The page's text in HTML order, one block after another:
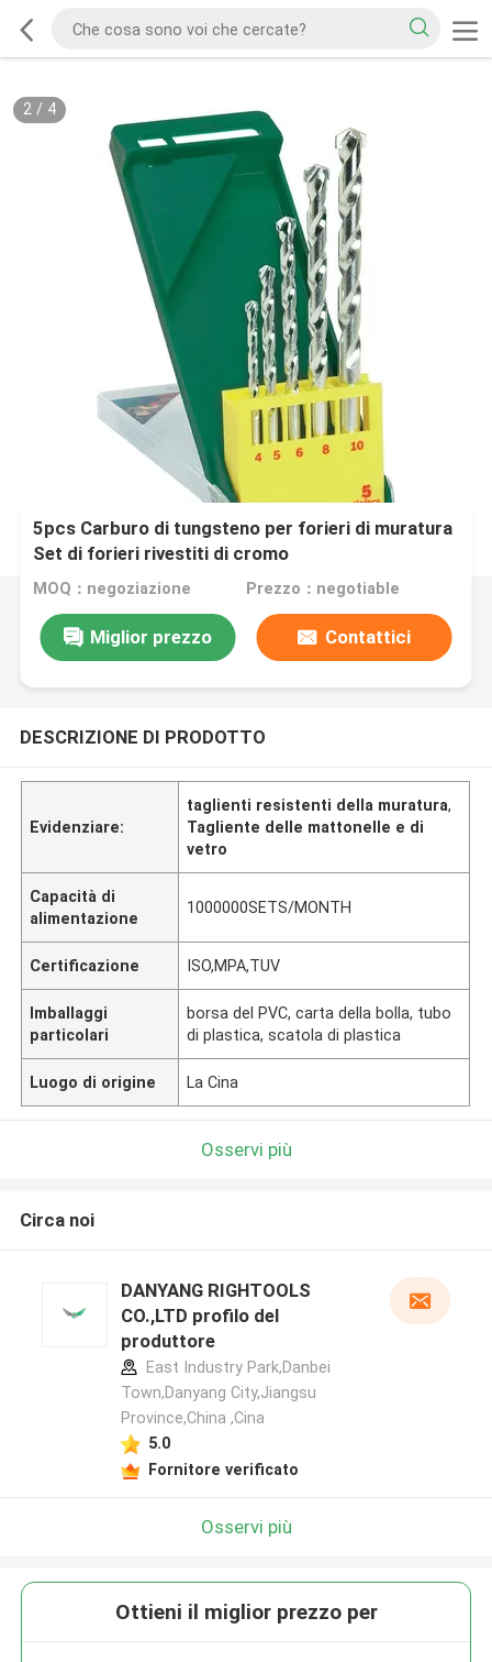
2/ 4
5pcs Carburo di tungsteno per forieri di muratura
Set di forieri rivestiti di cromo
MOQ：negoziazione Prezzo：negotiable
Miglior prezzo Contattici
DESCRIZIONE DI PRODOTTO
Evidenziare:
taglienti resistenti della muratura,
Tagliente delle mattonelle e di
vetro
Capacità di
alimentazione
1000000SETS/MONTH
Certificazione ISO,MPA,TUV
Imballaggi
particolari
borsa del PVC, carta della bolla, tubo
di plastica, scatola di plastica
Luogo di origine La Cina
Osservi più
Circa noi
DANYANG RIGHTOOLS
CO.,LTD profilo del
produttore
East Industry Park,Danbei
Town,Danyang City,Jiangsu
Province,China ,Cina
5.0
Fornitore verificato
Osservi più
Ottieni il miglior prezzo per